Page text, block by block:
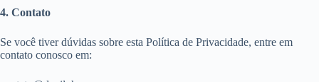
4. Contato
Se você tiver dúvidas sobre esta Política de Privacidade, entre em
contato conosco em: